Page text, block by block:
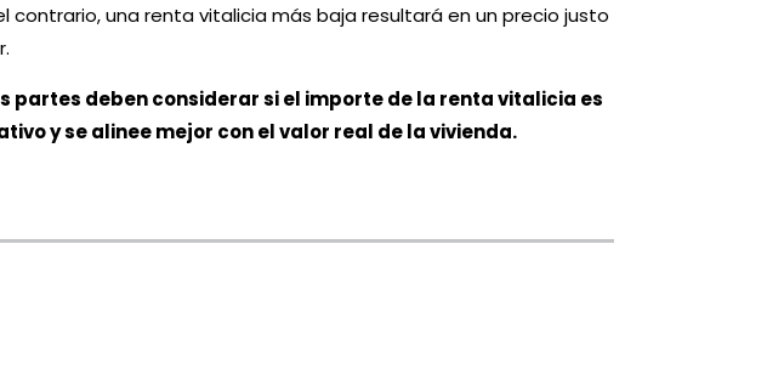
una renta vitalicia más baja resultará en un precio justo
deben considerar si el importe de la renta vitalicia es
y se alinee mejor con el valor real de la vivienda.